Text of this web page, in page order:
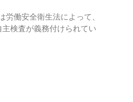
労働安全衛生法によって、
検査が義務付けられてい